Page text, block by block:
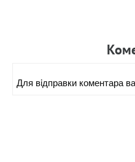
Для вiдправки коментара